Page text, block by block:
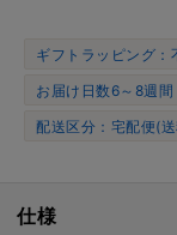
ギフトラッピング：
お届け日数6～8週間
配送区分：宅配便(
仕様